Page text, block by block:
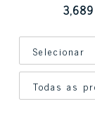
3,689